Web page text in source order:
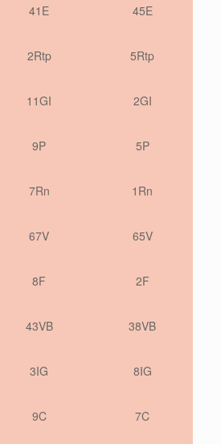
41E 45E
2Rtp 5Rtp
11GI 2GI
9P 5P
7Rn 1Rn
67V 65V
8F 2F
43VB 38VB
3IG 8IG
9C 7C